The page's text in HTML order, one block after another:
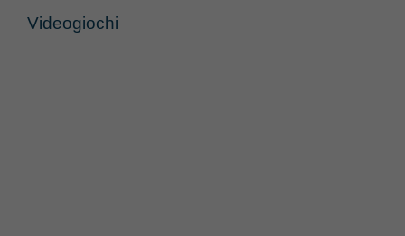
Videogiochi